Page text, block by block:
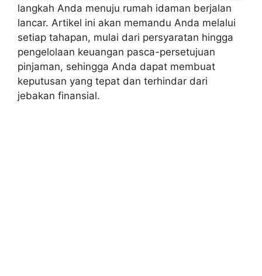
langkah Anda menuju rumah idaman berjalan
lancar. Artikel ini akan memandu Anda melalui
setiap tahapan, mulai dari persyaratan hingga
pengelolaan keuangan pasca-persetujuan
pinjaman, sehingga Anda dapat membuat
keputusan yang tepat dan terhindar dari
jebakan finansial.